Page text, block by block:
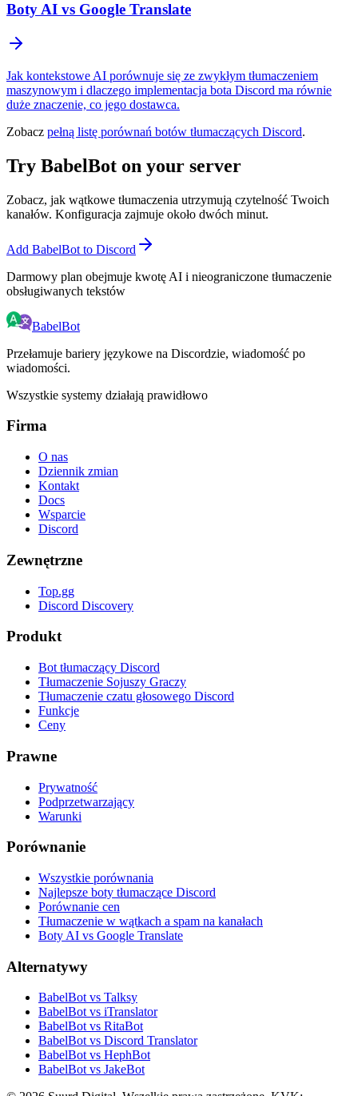
Boty AI vs Google Translate
Jak kontekstowe AI porównuje się ze zwykłym tłumaczeniem
maszynowym i dlaczego implementacja bota Discord ma równie
duże znaczenie, co jego dostawca.
Zobacz pełną listę porównań botów tłumaczących Discord.
Try BabelBot on your server
Zobacz, jak wątkowe tłumaczenia utrzymują czytelność Twoich
kanałów. Konfiguracja zajmuje około dwóch minut.
Add BabelBot to Discord
Darmowy plan obejmuje kwotę AI i nieograniczone tłumaczenie
obsługiwanych tekstów
BabelBot
Przełamuje bariery językowe na Discordzie, wiadomość po
wiadomości.
Wszystkie systemy działają prawidłowo
Firma
O nas
Dziennik zmian
Kontakt
Docs
Wsparcie
Discord
Zewnętrzne
Top.gg
Discord Discovery
Produkt
Bot tłumaczący Discord
Tłumaczenie Sojuszy Graczy
Tłumaczenie czatu głosowego Discord
Funkcje
Ceny
Prawne
Prywatność
Podprzetwarzający
Warunki
Porównanie
Wszystkie porównania
Najlepsze boty tłumaczące Discord
Porównanie cen
Tłumaczenie w wątkach a spam na kanałach
Boty AI vs Google Translate
Alternatywy
BabelBot vs Talksy
BabelBot vs iTranslator
BabelBot vs RitaBot
BabelBot vs Discord Translator
BabelBot vs HephBot
BabelBot vs JakeBot